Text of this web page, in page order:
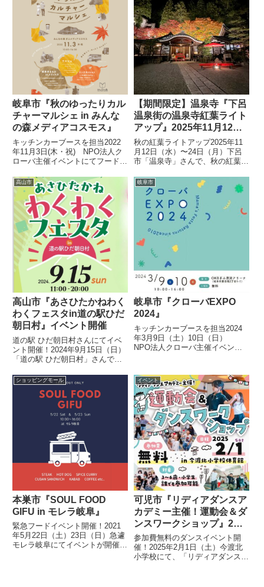
岐阜市『秋のゆったりカル
チャーマルシェ in みんな
の森メディアコスモス』
キッチンカーブースを担当2022
年11月3日(木・祝) NPO法人ク
ローバ主催イベントにてフードト
代行手配させていただきます。イ
ベント概要についてはNPO法人
クローバの公式Instagramをご覧
ください。In...
【期間限定】温泉寺『下呂
温泉街の温泉寺紅葉ライト
アップ』2025年11月12日
（水）〜24日（月）開催 –
下呂市
秋の紅葉ライトアップ2025年11
月12日（水）〜24日（月）下呂
市「温泉寺」さんで、秋の紅葉ラ
入場料はお賽銭で、誰でもライト
アップが楽しめます。長い階段を
上がり、門をくぐると、美しい紅
葉が広がっています。
高山市
高山市『あさひたかねわく
わくフェスタin道の駅ひだ
朝日村』イベント開催
道の駅 ひだ朝日村さんにてイベ
ント開催！2024年9月15日（日）
「道の駅 ひだ朝日村」さんで、
様子朝日町・高根町の特産品を使
用したオリジナルメニューで競う
グルメコンテストや、特産品など
が当たる大抽選会に、楽し...
岐阜市
岐阜市『クローバEXPO
2024』
キッチンカーブースを担当2024
年3月9日（土）10日（日）
NPO法人クローバ主催イベント
を代行手配させていただきます。
イベント概要についてはNPO法
人クローバの公式Ins...
ショッピングモール
本巣市『SOUL FOOD
GIFU in モレラ岐阜』
緊急フードイベント開催！2021
年5月22日（土）23日（日）急遽
モレラ岐阜にてイベントが開催決
イベント
可児市『リディアダンスア
カデミー主催！運動会＆ダ
ンスワークショップ』2月1
日（土）イベント開催
参加費無料のダンスイベント開
催！2025年2月1日（土）今渡北
小学校にて、「リディアダンスア